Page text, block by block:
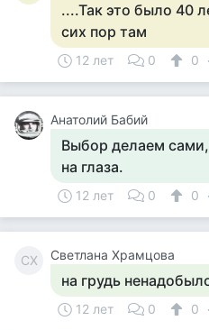
....Так это было 40
сих пор там
12 лет 0 0
Анатолий Бабий
Выбор делаем сами,
на глаза.
12 лет 0 0
СХ Светлана Храмцова
на грудь
12 лет 0 0